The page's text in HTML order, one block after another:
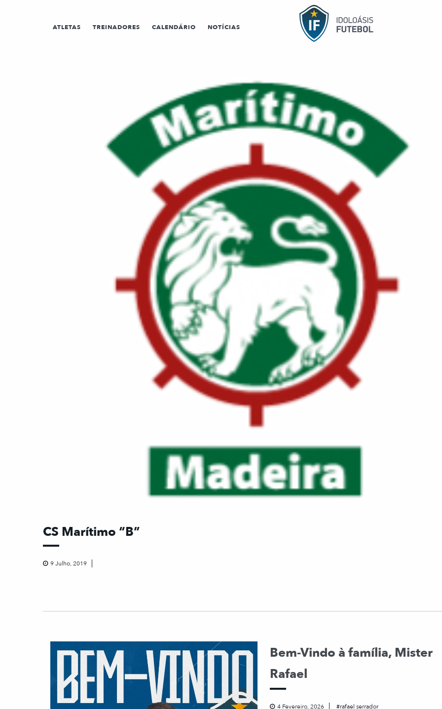
ATLETAS TREINADORES CALENDÁRIO NOTÍCIAS
CS Marítimo “B”
9 Julho, 2019
Bem-Vindo à família, Mister
Rafael
4 Fevereiro, 2026 rafael serrador